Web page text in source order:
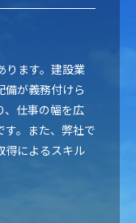
ります。建設業
備が義務付けら
、仕事の幅を広
す。また、弊社で
得によるスキル